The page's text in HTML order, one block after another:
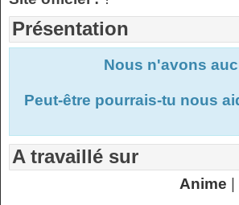
Présentation
Nous n'avons
Peut-être pourrais-tu nous
A travaillé sur
Anime